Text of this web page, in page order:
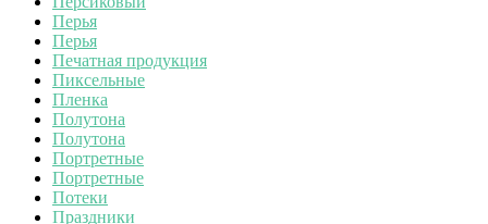
Перья
Перья
Печатная продукция
Пиксельные
Пленка
Полутона
Полутона
Портретные
Портретные
Потеки
Праздники